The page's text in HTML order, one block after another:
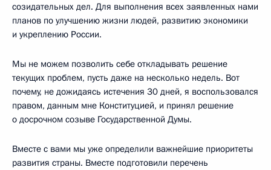
созидательных дел. Для выполнения всех заявленных нами
планов по улучшению жизни людей, развитию экономики
и укреплению России.
Мы не можем позволить себе откладывать решение
текущих проблем, пусть даже на несколько недель. Вот
почему, не дожидаясь истечения 30 дней, я воспользовался
правом, данным мне Конституцией, и принял решение
о досрочном созыве Государственной Думы.
Вместе с вами мы уже определили важнейшие приоритеты
развития страны. Вместе подготовили перечень